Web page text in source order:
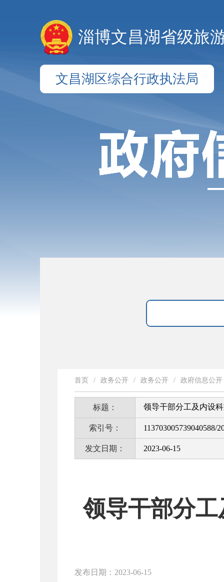
淄博文昌湖省级旅
文昌湖区综合行政执法局
首页 / 政务公开 / 政务公开 / 政府信息公开
标题： 领导干部分工及内设
索引号： 113703005739040588/
发文日期： 2023-06-15
领导干部分
发布日期：2023-06-15